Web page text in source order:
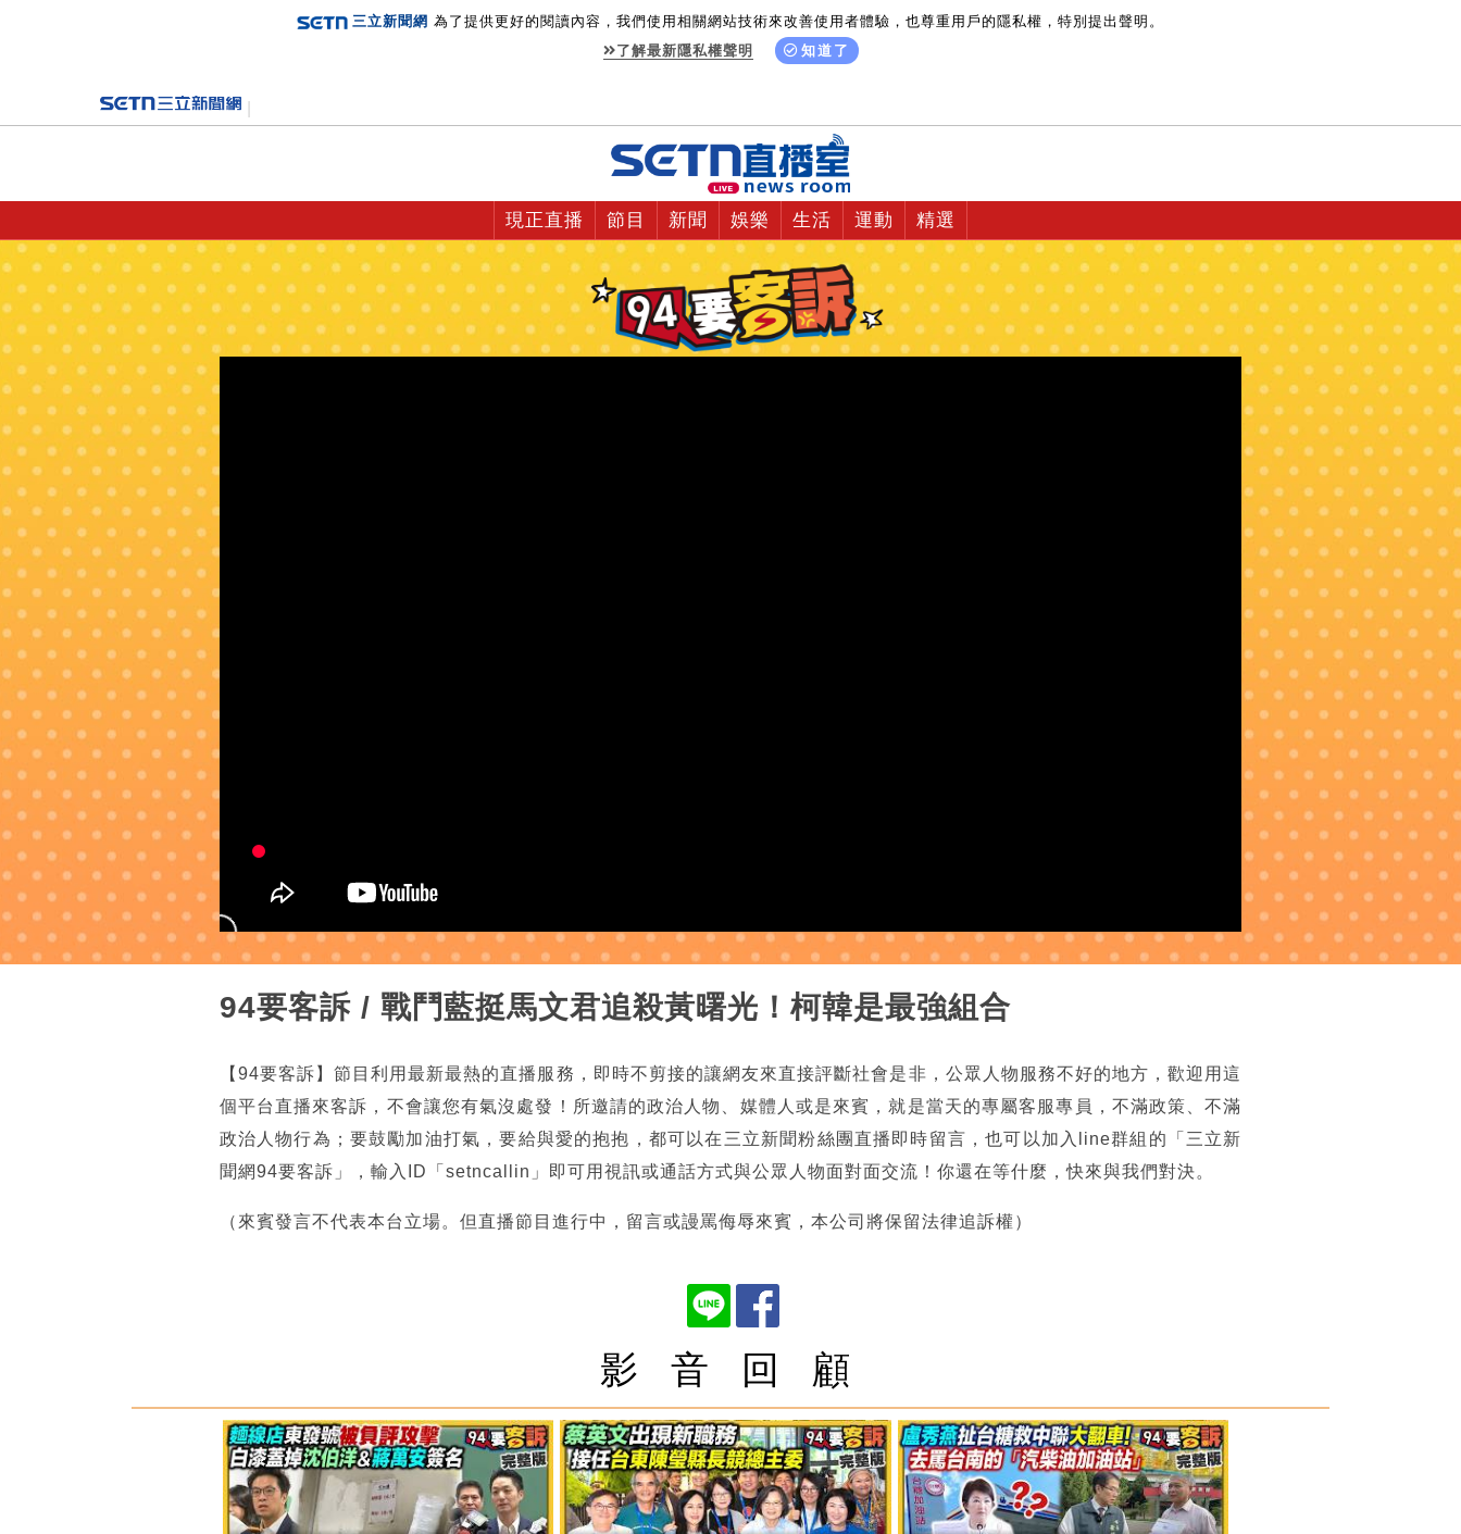
三立新聞網 為了提供更好的閱讀內容，我們使用相關網站技術來改善使用者體驗，也尊重用戶的隱私權，特別提出聲明。
了解最新隱私權聲明
知道了
現正直播 節目 新聞 娛樂 生活 運動 精選
94要客訴 / 戰鬥藍挺馬文君追殺黃曙光！柯韓是最強組合
【94要客訴】節目利用最新最熱的直播服務，即時不剪接的讓網友來直接評斷社會是非，公眾人物服務不好的地方，歡迎用這
個平台直播來客訴，不會讓您有氣沒處發！所邀請的政治人物、媒體人或是來賓，就是當天的專屬客服專員，不滿政策、不滿
政治人物行為；要鼓勵加油打氣，要給與愛的抱抱，都可以在三立新聞粉絲團直播即時留言，也可以加入line群組的「三立新
聞網94要客訴」，輸入ID「setncallin」即可用視訊或通話方式與公眾人物面對面交流！你還在等什麼，快來與我們對決。
（來賓發言不代表本台立場。但直播節目進行中，留言或謾罵侮辱來賓，本公司將保留法律追訴權）
影 音 回 顧